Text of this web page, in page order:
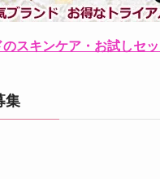
のスキンケア・お試しセッ
集